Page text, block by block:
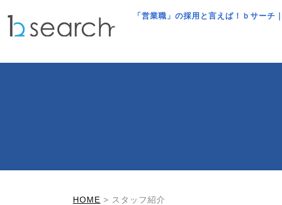
「営業職」の採用と言えば！ｂサーチ
HOME > スタッフ紹介